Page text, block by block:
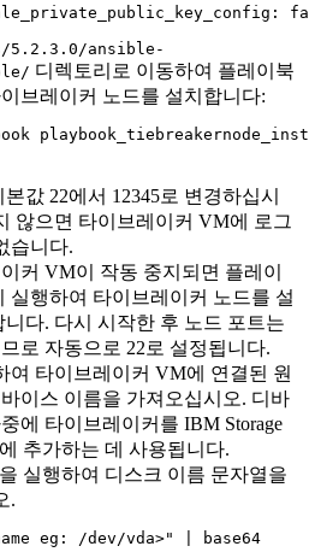
5.2.3.0/ansible-
디렉토리로 이동하여 플레이북
브레이커 노드를 설치합니다:
값 22에서 12345로 변경하십시
않으면 타이브레이커 VM에 로그
습니다.
커 VM이 작동 중지되면 플레이
실행하여 타이브레이커 노드를 설
니다. 다시 시작한 후 노드 포트는
로 자동으로 22로 설정됩니다.
여 타이브레이커 VM에 연결된 원
이스 이름을 가져오십시오. 디바
에 타이브레이커를 IBM Storage
추가하는 데 사용됩니다.
실행하여 디스크 이름 문자열을
.
eg: /dev/vda>" | base64